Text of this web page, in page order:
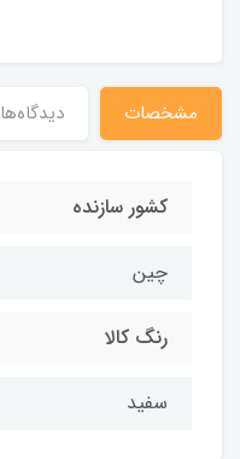
مشخصات دیدگاه‌ها
کشور سازنده
چین
رنگ کالا
سفید